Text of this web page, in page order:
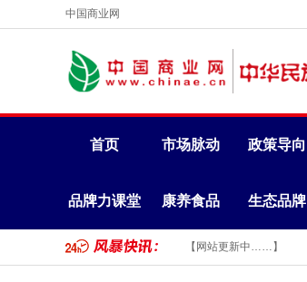
中国商业网
首页 市场脉动 政策导向
品牌力课堂 康养食品 生态品牌
【网站更新中……】